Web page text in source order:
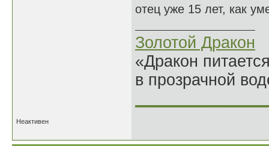
отец уже 15 лет, как
Золотой Дракон
«Дракон
в прозрачной
Неактивен